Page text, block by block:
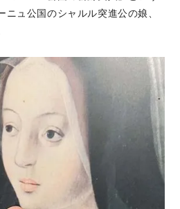
ュ公国のシャルル突進公の娘、